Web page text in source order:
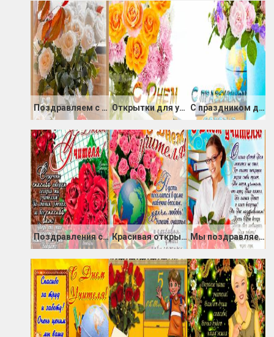
Поздравляем с Днём учителя Открытки для учителей и преподавателей С праздником дорогие учителя
Поздравления с днем учителя на картинке Красивая открытка на день учителя Мы поздравляем Вас с днём учителя